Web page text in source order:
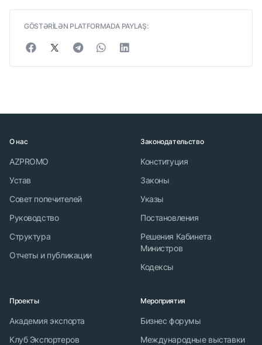
GÖSTƏRİLƏN PLATFORMADA PAYLAŞ:
О нас
AZPROMO
Устав
Совет попечителей
Руководство
Структура
Отчеты и публикации
Законодательство
Конституция
Законы
Указы
Постановления
Решения Кабинета
Министров
Кодексы
Проекты
Академия экспорта
Клуб Экспортеров
Мероприятия
Бизнес форумы
Международные выставки